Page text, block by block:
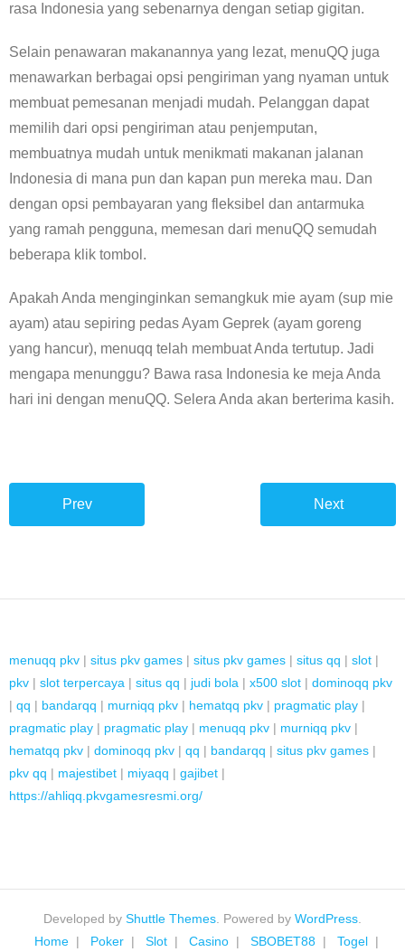
rasa Indonesia yang sebenarnya dengan setiap gigitan.
Selain penawaran makanannya yang lezat, menuQQ juga
menawarkan berbagai opsi pengiriman yang nyaman untuk
membuat pemesanan menjadi mudah. Pelanggan dapat
memilih dari opsi pengiriman atau penjemputan,
membuatnya mudah untuk menikmati makanan jalanan
Indonesia di mana pun dan kapan pun mereka mau. Dan
dengan opsi pembayaran yang fleksibel dan antarmuka
yang ramah pengguna, memesan dari menuQQ semudah
beberapa klik tombol.
Apakah Anda menginginkan semangkuk mie ayam (sup mie
ayam) atau sepiring pedas Ayam Geprek (ayam goreng
yang hancur), menuqq telah membuat Anda tertutup. Jadi
mengapa menunggu? Bawa rasa Indonesia ke meja Anda
hari ini dengan menuQQ. Selera Anda akan berterima kasih.
Prev Next
menuqq pkv | situs pkv games | situs pkv games | situs qq | slot |
pkv | slot terpercaya | situs qq | judi bola | x500 slot | dominoqq pkv
| qq | bandarqq | murniqq pkv | hematqq pkv | pragmatic play |
pragmatic play | pragmatic play | menuqq pkv | murniqq pkv |
hematqq pkv | dominoqq pkv | qq | bandarqq | situs pkv games |
pkv qq | majestibet | miyaqq | gajibet |
https://ahliqq.pkvgamesresmi.org/
Developed by Shuttle Themes . Powered by WordPress
Home
Poker Slot Casino SBOBET88 Togel